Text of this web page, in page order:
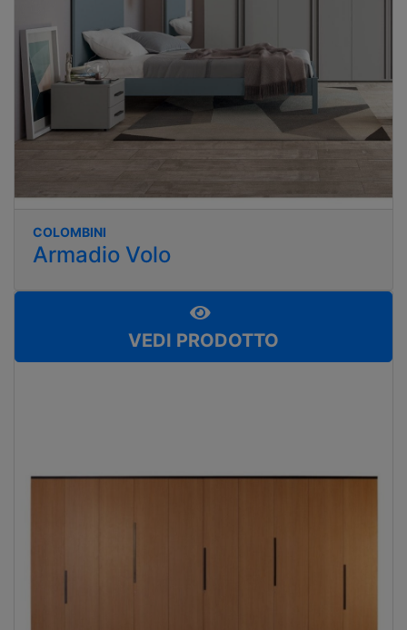
COLOMBINI
Armadio Volo
VEDI PRODOTTO